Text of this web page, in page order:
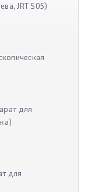
JRT S05)
для
для